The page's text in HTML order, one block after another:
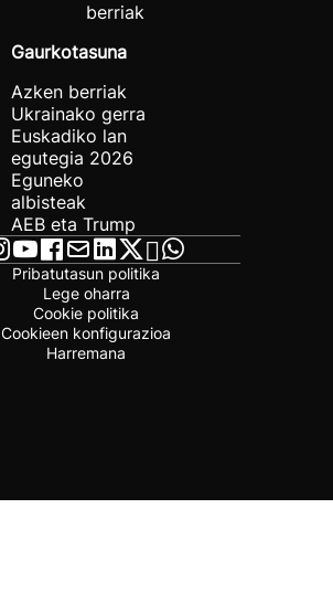
berriak
Gaurkotasuna
Azken berriak
Ukrainako gerra
Euskadiko lan
egutegia 2026
Eguneko
albisteak
AEB eta Trump
Pribatutasun politika
Lege oharra
Cookie politika
Cookieen konfigurazioa
Harremana